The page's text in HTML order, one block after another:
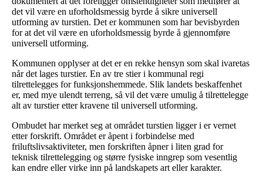
det vil være en uforholdsmessig byrde å sikre universell
utforming av turstien. Det er kommunen som har bevisbyrden
for at det vil være en uforholdsmessig byrde å gjennomføre
universell utforming.
Kommunen opplyser at det er en rekke hensyn som skal ivaretas
når det lages turstier. En av tre stier i kommunal regi
tilrettelegges for funksjonshemmede. Slik landets beskaffenhet
er, med mye ulendt terreng, så vil det være umulig å tilrettelegge
alt av turstier etter kravene til universell utforming.
Ombudet har merket seg at området turstien ligger i er vernet
etter forskrift. Området er åpent i forbindelse med
friluftslivsaktiviteter, men forskriften åpner i liten grad for
teknisk tilrettelegging og større fysiske inngrep som vesentlig
kan endre eller virke inn på landskapets art eller karakter.